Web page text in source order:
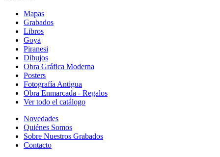
Mapas
Grabados
Libros
Goya
Piranesi
Dibujos
Obra Gráfica Moderna
Posters
Fotografía Antigua
Obra Enmarcada - Regalos
Ver todo el catálogo
Novedades
Quiénes Somos
Sobre Nuestros Grabados
Contacto